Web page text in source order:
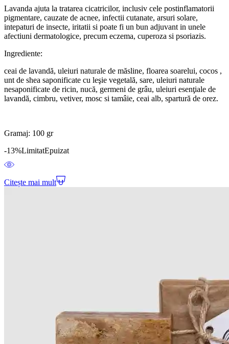
Lavanda ajuta la tratarea cicatricilor, inclusiv cele postinflamatorii
pigmentare, cauzate de acnee, infectii cutanate, arsuri solare,
intepaturi de insecte, iritatii si poate fi un bun adjuvant in unele
afectiuni dermatologice, precum eczema, cuperoza si psoriazis.
Ingrediente:
ceai de lavandă, uleiuri naturale de măsline, floarea soarelui, cocos ,
unt de shea saponificate cu leşie vegetală, sare, uleiuri naturale
nesaponificate de ricin, nucă, germeni de grâu, uleiuri esenţiale de
lavandă, cimbru, vetiver, mosc si tamâie, ceai alb, spartură de orez.
Gramaj: 100 gr
-13%LimitatEpuizat
Citește mai mult